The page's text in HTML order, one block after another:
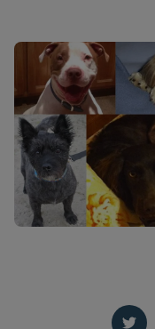
English
Français
Nederlands